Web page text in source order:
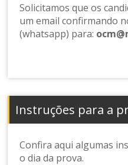
Solicitamos que os
um email confirmando
(whatsapp) para:
Instruções para a
Confira aqui algumas
o dia da prova.